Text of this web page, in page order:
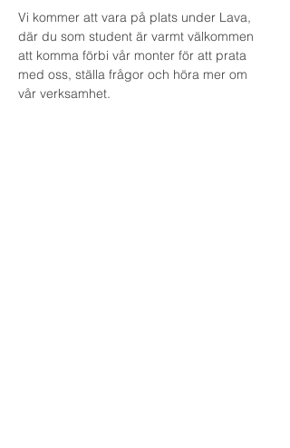
Vi kommer att vara på plats under Lava,
där du som student är varmt välkommen
att komma förbi vår monter för att prata
med oss, ställa frågor och höra mer om
vår verksamhet.